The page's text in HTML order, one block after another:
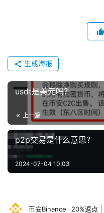
生成海报
usdt是美元吗？
上一篇
p2p交易是什么意思？
2024-07-04 10:03
币安Binance 20%返点